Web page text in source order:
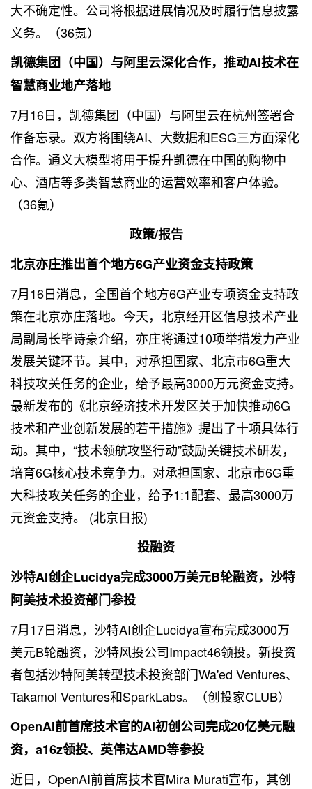
大不确定性。公司将根据进展情况及时履行信息披露
义务。（36氪）
凯德集团（中国）与阿里云深化合作，推动AI技术在
智慧商业地产落地
7月16日，凯德集团（中国）与阿里云在杭州签署合
作备忘录。双方将围绕AI、 大数据和ESG三方面深化
合作。通义大模型将用于提升凯德在中国的购物中
心、酒店等多类智慧商业的运营效率和客户体验。
（36氪）
政策/报告
北京亦庄推出首个地方6G产业资金支持政策
7月16日消息，全国首个地方6G产业专项资金支持政
策在北京亦庄落地。今天，北京经开区信息技术产业
局副局长毕诗豪介绍，亦庄将通过10项举措发力产业
发展关键环节。其中，对承担国家、北京市6G重大
科技攻关任务的企业，给予最高3000万元资金支持。
最新发布的《北京经济技术开发区关于加快推动6G
技术和产业创新发展的若干措施》提出了十项具体行
动。其中，“技术领航攻坚行动”鼓励关键技术研发，
培育6G核心技术竞争力。对承担国家、北京市6G重
大科技攻关任务的企业，给予1:1配套、最高3000万
元资金支持。 (北京日报)
投融资
沙特AI创企Lucidya完成3000万美元B轮融资，沙特
阿美技术投资部门参投
7月17日消息，沙特AI创企Lucidya宣布完成3000万
美元B轮融资，沙特风投公司Impact46领投。新投资
者包括沙特阿美转型技术投资部门Wa'ed Ventures、
Takamol Ventures和SparkLabs。（创投家CLUB）
OpenAI前首席技术官的AI初创公司完成20亿美元融
资，a16z领投、英伟达AMD等参投
近日，OpenAI前首席技术官Mira Murati宣布，其创